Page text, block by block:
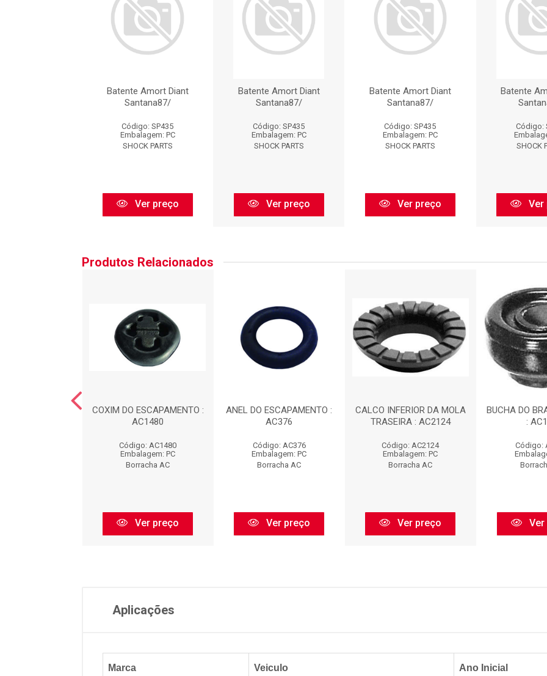
Batente Amort Diant
Santana87/
Código: SP435
Embalagem: PC
SHOCK PARTS
Ver preço
Batente Amort Diant
Santana87/
Código: SP435
Embalagem: PC
SHOCK PARTS
Ver preço
Batente Amort Diant
Santana87/
Código: SP435
Embalagem: PC
SHOCK PARTS
Ver preço
Batente
Código:
SHOCK
Ver
Produtos Relacionados
COXIM DO ESCAPAMENTO :
AC1480
Código: AC1480
Embalagem: PC
Borracha AC
Ver preço
ANEL DO ESCAPAMENTO :
AC376
Código: AC376
Embalagem: PC
Borracha AC
Ver preço
CALCO INFERIOR DA MOLA
TRASEIRA : AC2124
Código: AC2124
Embalagem: PC
Borracha AC
Ver preço
BUCHA DO
:
Código:
Ver
Aplicações
Marca Veiculo Ano Inicial